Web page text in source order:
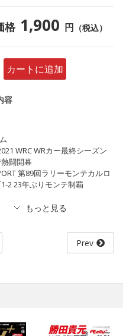
格 1,900 円 （税込）
カートに追加
容
WRC WRカー最終シーズン
闘開幕
第89回ラリーモンテカルロ
2 23年ぶりモンテ制覇
Prev